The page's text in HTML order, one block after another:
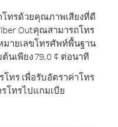
ทรด้วยคุณภาพเสียงที่ดี
Outคุณสามารถโทร
มายเลขโทรศัพท์พื้นฐาน
นเพียง 79.0 ¢ ต่อนาที
ทร เพื่อรับอัตราค่าโทร
โทรไปแกมเบีย